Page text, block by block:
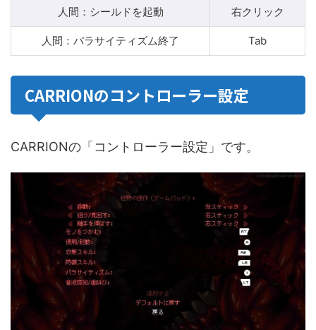
人間：シールドを起動 右クリック
人間：パラサイティズム終了 Tab
CARRIONのコントローラー設定
CARRIONの「コントローラー設定」です。